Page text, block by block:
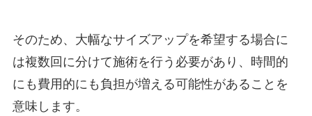
そのため、大幅なサイズアップを希望する場合に
は複数回に分けて施術を行う必要があり、時間的
にも費用的にも負担が増える可能性があることを
意味します。